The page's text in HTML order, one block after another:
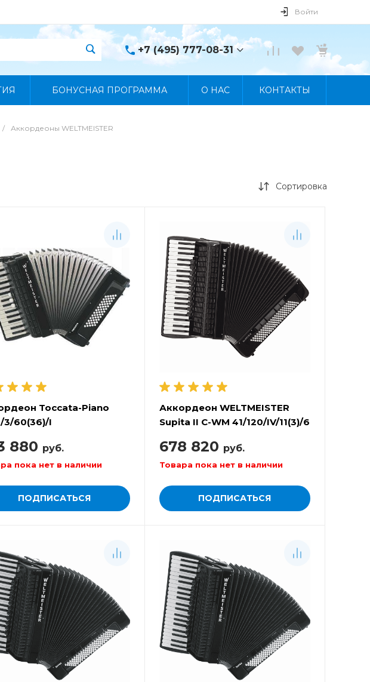
Войти
+7 (495) 777-08-31
+7 (495) 777-08-31
БОНУСНАЯ ПРОГРАММА О НАС КОНТАКТЫ
/ Аккордеоны WELTMEISTER
Сортировка
Toccata-Piano
3/60(36)/I
880 руб.
пока нет в наличии
ПОДПИСАТЬСЯ
Аккордеон WELTMEISTER
Supita II C-WM 41/120/IV/11(3)/6
678 820 руб.
Товара пока нет в наличии
ПОДПИСАТЬСЯ